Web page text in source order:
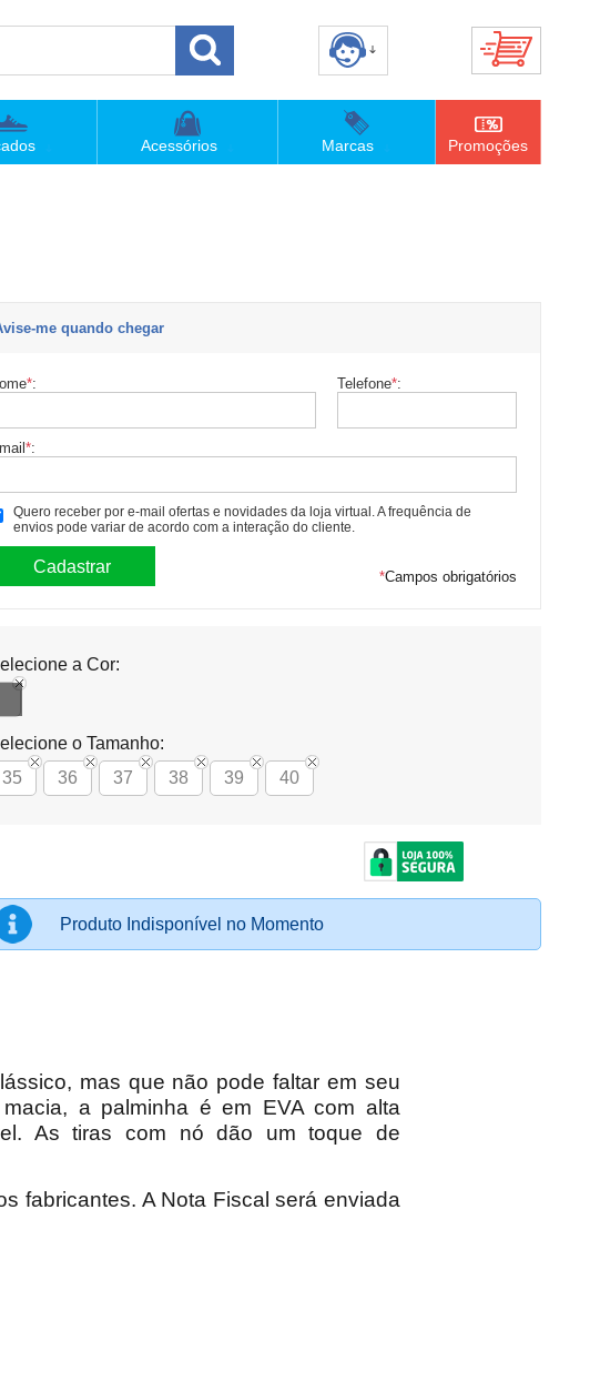
(48) 3658-4820
(48)996063435
Acessórios Marcas Promoções
me quando chegar
*: Telefone*:
*:
Quero receber por e-mail ofertas e novidades da loja virtual. A frequência de
envios pode variar de acordo com a interação do cliente.
*Campos obrigatórios
a Cor:
o Tamanho:
35
36 37 38 39 40
Produto Indisponível no Momento
mas que não pode faltar em seu
a palminha é em EVA com alta
As tiras com nó dão um toque de
fabricantes. A Nota Fiscal será enviada